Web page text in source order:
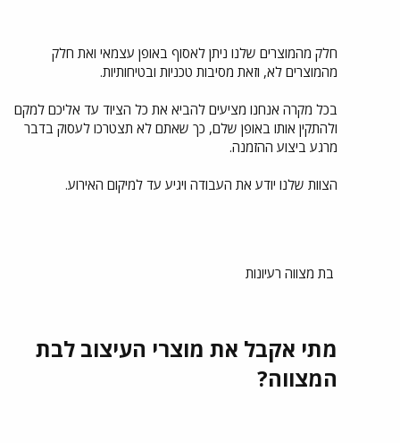
חלק מהמוצרים שלנו ניתן לאסוף באופן עצמאי ואת חלק
מהמוצרים לא, וזאת מסיבות טכניות ובטיחותיות.
בכל מקרה אנחנו מציעים להביא את כל הציוד עד אליכם למקם
ולהתקין אותו באופן שלם, כך שאתם לא תצטרכו לעסוק בדבר
מרגע ביצוע ההזמנה.
הצוות שלנו יודע את העבודה ויגיע עד למיקום האירוע.
בת מצווה רעיונות
מתי אקבל את מוצרי העיצוב לבת
המצווה?